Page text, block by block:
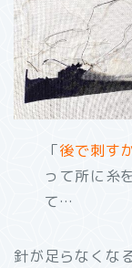
「後で刺す
って所に糸
て…
針が足らなくな